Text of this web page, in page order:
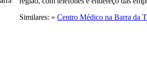
Similares: » Centro Médico na Barra da